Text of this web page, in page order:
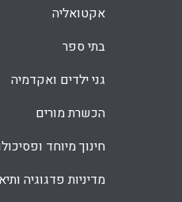
אקטואליה
בתי ספר
גני ילדים ואקדמיה
הכשרת מורים
חינוך מיוחד
מדיניות פדגוגיה